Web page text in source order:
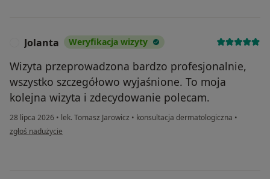
Jolanta Weryfikacja wizyty
Wizyta przeprowadzona bardzo profesjonalnie,
wszystko szczegółowo wyjaśnione. To moja
kolejna wizyta i zdecydowanie polecam.
28 lipca 2026 • lek. Tomasz Jarowicz • konsultacja dermatologiczna •
w opinii użytkownika Jolanta
zgłoś nadużycie